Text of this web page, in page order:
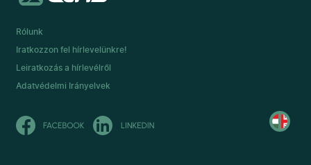
Rólunk
Iratkozzon fel hírlevelünkre!
Leiratkozás a hírlevélről
Adatvédelmi Irányelvek